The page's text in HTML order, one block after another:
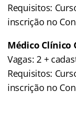
Requisitos:
inscrição no
Médico Clínico
Vagas: 2 +
Requisitos:
inscrição no